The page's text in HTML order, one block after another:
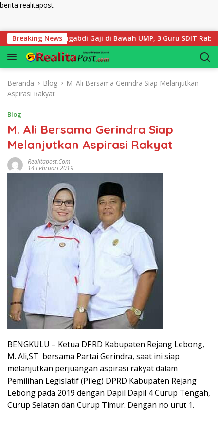
berita realitapost
Breaking News
Mengabdi Gaji di Bawah UMP, 3 Guru SDIT Rabani
Beranda Blog
M. Ali Bersama Gerindra Siap Melanjutkan
Aspirasi Rakyat
Blog
M. Ali Bersama Gerindra Siap
Melanjutkan Aspirasi Rakyat
Realitapost.com
14 Februari 2019
BENGKULU – Ketua DPRD Kabupaten Rejang Lebong,
M. Ali,ST bersama Partai Gerindra, saat ini siap
melanjutkan perjuangan aspirasi rakyat dalam
Pemilihan Legislatif (Pileg) DPRD Kabupaten Rejang
Lebong pada 2019 dengan Dapil Dapil 4 Curup Tengah,
Curup Selatan dan Curup Timur. Dengan no urut 1.